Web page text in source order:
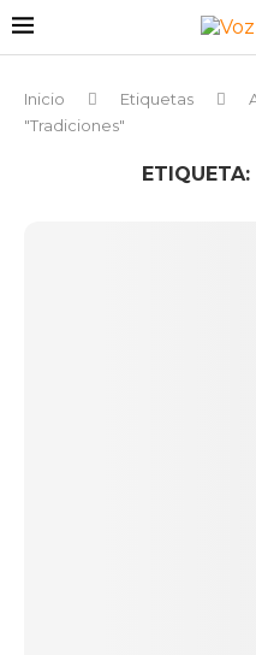
Inicio Etiquetas
"Tradiciones"
ETIQUETA: